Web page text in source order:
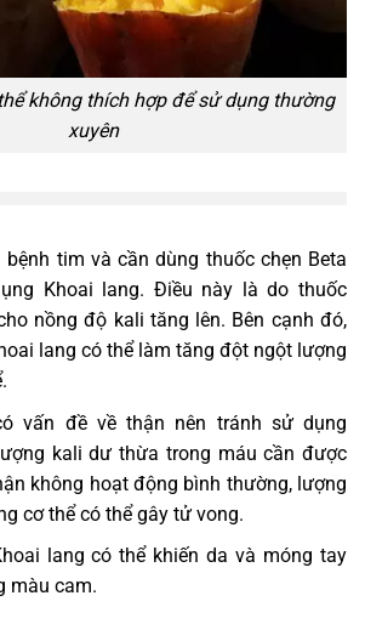
không thích hợp để sử dụng thường
xuyên
tim và cần dùng thuốc chẹn Beta
Khoai lang. Điều này là do thuốc
nồng độ kali tăng lên. Bên cạnh đó,
lang có thể làm tăng đột ngột lượng
vấn đề về thận nên tránh sử dụng
kali dư ​​thừa trong máu cần được
không hoạt động bình thường, lượng
cơ thể có thể gây tử vong.
lang có thể khiến da và móng tay
màu cam.